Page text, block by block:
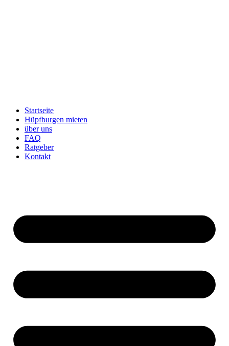
Startseite
Hüpfburgen mieten
über uns
FAQ
Ratgeber
Kontakt